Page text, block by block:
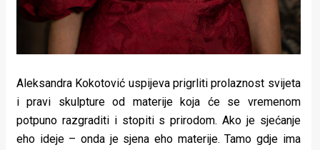
Aleksandra Kokotović uspijeva prigrliti prolaznost svijeta
i pravi skulpture od materije koja će se vremenom
potpuno razgraditi i stopiti s prirodom. Ako je sjećanje
eho ideje – onda je sjena eho materije. Tamo gdje ima